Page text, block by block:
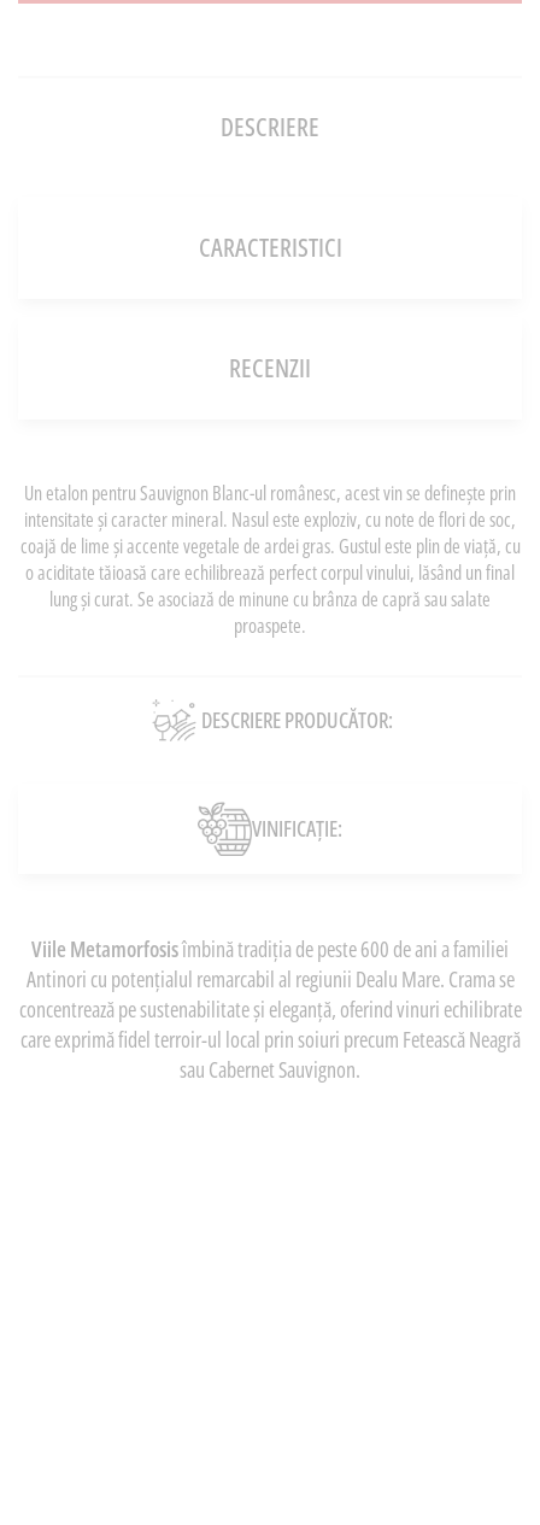
DESCRIERE
CARACTERISTICI
RECENZII
Un etalon pentru Sauvignon Blanc-ul românesc, acest vin se definește prin
intensitate și caracter mineral. Nasul este exploziv, cu note de flori de soc,
coajă de lime și accente vegetale de ardei gras. Gustul este plin de viață, cu
o aciditate tăioasă care echilibrează perfect corpul vinului, lăsând un final
lung și curat. Se asociază de minune cu brânza de capră sau salate
proaspete.
DESCRIERE PRODUCĂTOR:
VINIFICAȚIE:
Viile Metamorfosisîmbină tradiția de peste 600 de ani a familiei
Antinori cu potențialul remarcabil al regiunii Dealu Mare. Crama se
concentrează pe sustenabilitate și eleganță, oferind vinuri echilibrate
care exprimă fidel terroir-ul local prin soiuri precum Fetească Neagră
sau Cabernet Sauvignon.